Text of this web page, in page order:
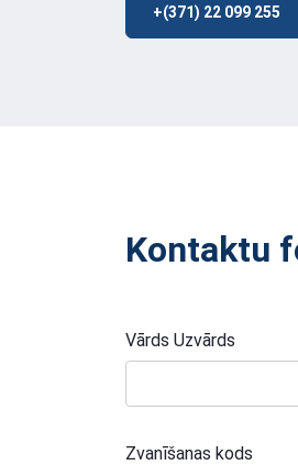
+(371) 22 099 255
Kontaktu
Vārds Uzvārds
Zvanīšanas kods